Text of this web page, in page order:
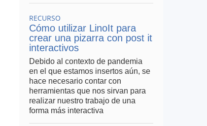
RECURSO
Cómo utilizar LinoIt para
crear una pizarra con post it
interactivos
Debido al contexto de pandemia
en el que estamos insertos aún, se
hace necesario contar con
herramientas que nos sirvan para
realizar nuestro trabajo de una
forma más interactiva